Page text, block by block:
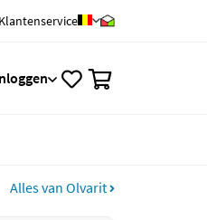
Klantenservice
Alles van Olvarit